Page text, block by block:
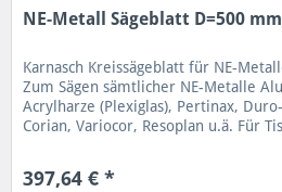
NE-Metall Sägeblatt D=500
Karnasch Kreissägeblatt für NE-
Zum Sägen sämtlicher NE-Metalle
Acrylharze (Plexiglas), Pertinax,
Corian, Variocor, Resoplan u.ä. Für
397,64 € *